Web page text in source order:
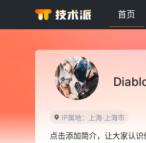
首页
IP属地：上海·上海市
点击添加简介，让大家认识